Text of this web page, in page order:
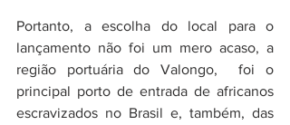
Portanto, a escolha do local para o
lançamento não foi um mero acaso, a
região portuária do Valongo,  foi o
principal porto de entrada de africanos
escravizados no Brasil e, também, das